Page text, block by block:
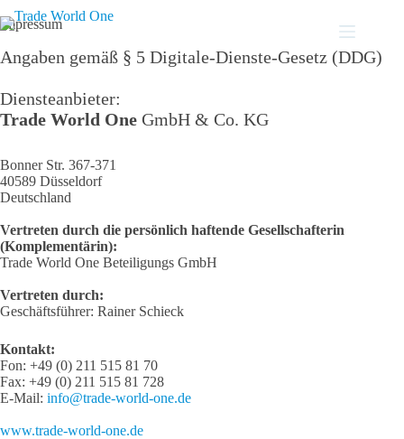
Inhalt
Impressum
Angaben gemäß § 5 Digitale-Dienste-Gesetz (DDG)
Diensteanbieter:
Trade World One GmbH & Co. KG
Bonner Str. 367-371
40589 Düsseldorf
Deutschland
Vertreten durch die persönlich haftende Gesellschafterin
(Komplementärin):
Trade World One Beteiligungs GmbH
Vertreten durch:
Geschäftsführer: Rainer Schieck
Kontakt:
Fon: +49 (0) 211 515 81 70
Fax: +49 (0) 211 515 81 728
E-Mail: info@trade-world-one.de
www.trade-world-one.de